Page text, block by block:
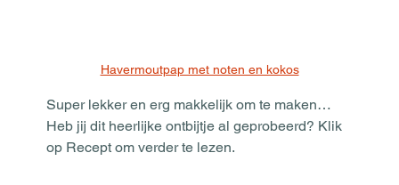
Havermoutpap met noten en kokos
Super lekker en erg makkelijk om te maken…
Heb jij dit heerlijke ontbijtje al geprobeerd? Klik
op Recept om verder te lezen.